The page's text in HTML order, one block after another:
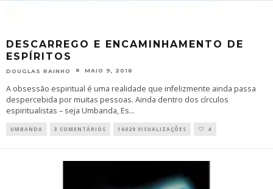
DESCARREGO E ENCAMINHAMENTO DE
ESPÍRITOS
DOUGLAS RAINHO MAIO 9, 2016
A obsessão espiritual é uma realidade que infelizmente ainda passa
despercebida por muitas pessoas. Ainda dentro dos círculos
espiritualistas – seja Umbanda, Es...
UMBANDA 3 COMENTÁRIOS 16029 VISUALIZAÇÕES 4